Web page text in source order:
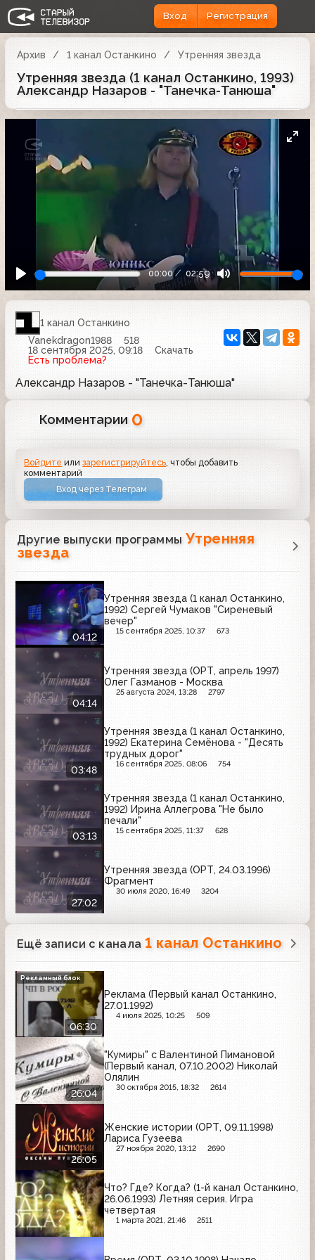
Вход Регистрация
Архив 1 канал Останкино Утренняя звезда
Утренняя звезда (1 канал Останкино, 1993)
Александр Назаров - "Танечка-Танюша"
00:00 02:59
1 канал Останкино
Vanekdragon1988
518
18 сентября 2025, 09:18
Скачать
Есть проблема?
Александр Назаров - "Танечка-Танюша"
Комментарии 0
Войдите илизарегистрируйтесь , чтобы добавить
комментарий
Вход через Телеграм
Другие выпуски программы Утренняя
звезда
04:12
Утренняя звезда (1 канал Останкино,
1992) Сергей Чумаков "Сиреневый
вечер"
15 сентября 2025, 10:37 673
04:14
Утренняя звезда (ОРТ, апрель 1997)
Олег Газманов - Москва
25 августа 2024, 13:28 2797
03:48
Утренняя звезда (1 канал Останкино,
1992) Екатерина Семёнова - "Десять
трудных дорог"
16 сентября 2025, 08:06 754
03:13
Утренняя звезда (1 канал Останкино,
1992) Ирина Аллегрова "Не было
печали"
15 сентября 2025, 11:37 628
27:02
Утренняя звезда (ОРТ, 24.03.1996)
Фрагмент
30 июля 2020, 16:49 3204
Ещё записи с канала 1 канал Останкино
06:30
Реклама (Первый канал Останкино,
27.01.1992)
4 июля 2025, 10:25 509
Рекламный блок
26:04
"Кумиры" с Валентиной Пимановой
(Первый канал, 07.10.2002) Николай
Олялин
30 октября 2015, 18:32 2614
26:05
Женские истории (ОРТ, 09.11.1998)
Лариса Гузеева
27 ноября 2020, 13:12 2690
Что? Где? Когда? (1-й канал Останкино,
26.06.1993) Летняя серия. Игра
четвертая
1 марта 2021, 21:46 2511